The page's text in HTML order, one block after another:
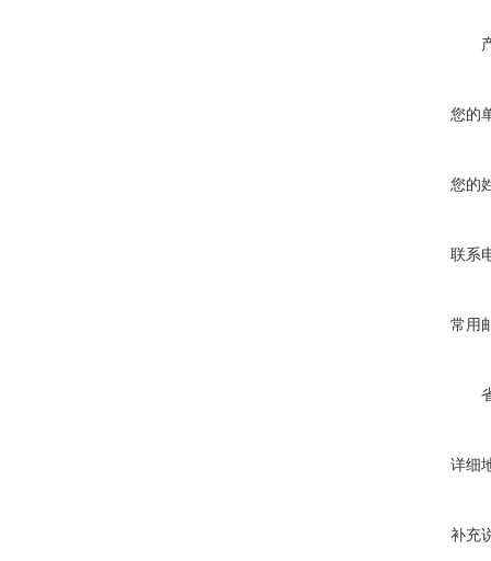
您的
您的
联系
常用
详细
补充